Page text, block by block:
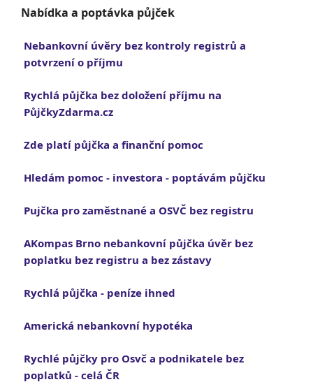
Nabídka a poptávka půjček
Nebankovní úvěry bez kontroly registrů a
potvrzení o příjmu
Rychlá půjčka bez doložení příjmu na
PůjčkyZdarma.cz
Zde platí půjčka a finanční pomoc
Hledám pomoc - investora - poptávám půjčku
Pujčka pro zaměstnané a OSVČ bez registru
AKompas Brno nebankovní půjčka úvěr bez
poplatku bez registru a bez zástavy
Rychlá půjčka - peníze ihned
Americká nebankovní hypotéka
Rychlé půjčky pro Osvč a podnikatele bez
poplatků - celá ČR